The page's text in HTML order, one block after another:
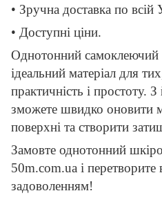
• Зручна доставка по всій
• Доступні ціни.
Однотонний самоклеючий
ідеальний матеріал для
практичність і простоту.
зможете швидко оновити
поверхні та створити
Замовте однотонний
50m.com.ua і перетворите
задоволенням!